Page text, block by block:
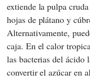
extiende la pulpa
hojas de plátano y
Alternativamente,
caja. En el calor
las bacterias del ácido
convertir el azúcar en